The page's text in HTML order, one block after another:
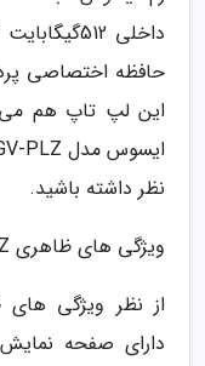
این لپ تاپ هم می
نظر داشته باشید.
ویژگی های ظاهری ZenBook Pro Duo UX581GV-PLZ
از نظر ویژگی